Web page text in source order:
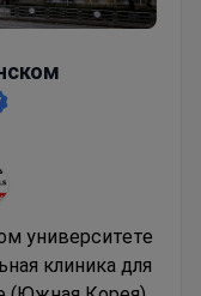
университете
клиника для